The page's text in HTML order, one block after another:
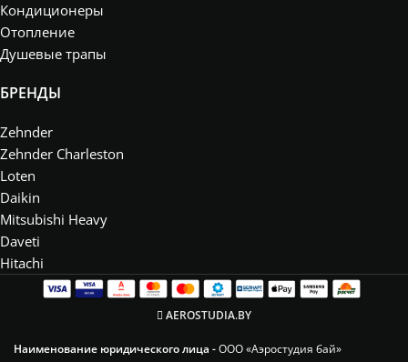
Кондиционеры
Отопление
Душевые трапы
БРЕНДЫ
Zehnder
Zehnder Charleston
Loten
Daikin
Mitsubishi Heavy
Daveti
Hitachi
AEROSTUDIA.BY
Наименование юридического лица -ООО «Аэростудия бай»